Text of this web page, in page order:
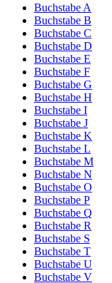
Buchstabe A
Buchstabe B
Buchstabe C
Buchstabe D
Buchstabe E
Buchstabe F
Buchstabe G
Buchstabe H
Buchstabe I
Buchstabe J
Buchstabe K
Buchstabe L
Buchstabe M
Buchstabe N
Buchstabe O
Buchstabe P
Buchstabe Q
Buchstabe R
Buchstabe S
Buchstabe T
Buchstabe U
Buchstabe V